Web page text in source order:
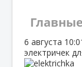
6 августа
электричек